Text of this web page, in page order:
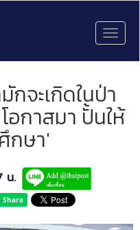
กจะเกิดในป่า
กาสมา ปั้นให้
กษา'
น.